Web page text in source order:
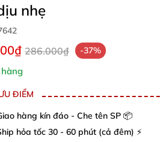
nhẹ
286.000₫ -37%
hàng
ĐIỂM
hàng kín đáo - Che tên SP 📦
hỏa tốc 30 - 60 phút (cả đêm) ⚡